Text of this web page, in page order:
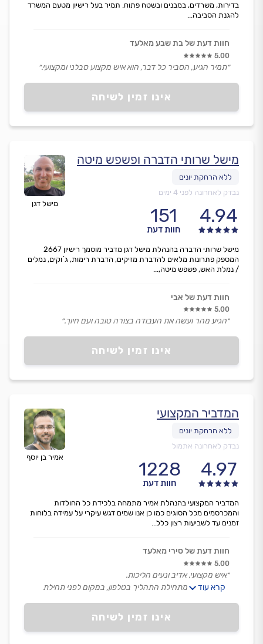
אינו זמין לשיחה
בדירות, משרדים, במבנים ובשטח פתוח. תמיר בעל רישיון מטעם המשרד
להגנת הסביבה...
חוות דעת של בת שבע מאלעד
5.00
״תמיר הגיע, הסביר כל דבר, הוא איש מקצוע סבלני ומקצועי.״
מישל דגן
מישל שרותי הדברה ופשפש מיטה
נבדק לאחרונה לפני 4 ימים
4.94
151
חוות דעת
אינו זמין לשיחה
מישל שרותי הדברה בהנהלת מישל דגן מדביר מוסמך רישיון 2667
המספק פתרונות מלאים להדברת מזיקים, הדברת רימות, ג`וקים, נמלים
/ נמלת האש, פשפש מיטה,...
חוות דעת של אבי
5.00
״הגיע מהר ועשה את העבודה בצורה טובה ועם חיוך.״
אמיר בן יוסף
המדביר המקצועי
נבדק לאחרונה אתמול
4.97
1228
חוות דעת
אינו זמין לשיחה
המדביר המקצועי בהנהלת אמיר מתמחה בלכידת כל החולדות
והמכרסמים מכל הסוגים כמו כן אנו שמים דגש עיקרי על עמידה בלוחות
זמנים עד לשביעות רצון כלל...
חוות דעת של סירי מאלעד
5.00
״איש מקצועי, אדיב ונעים הליכות.
מסביר היטב מתחילת התהליך בטלפון, במקום לפני תחילת
מחירים הוגנים ושירות מצוין, מעבר לעבודה עצמה.
קרא עוד